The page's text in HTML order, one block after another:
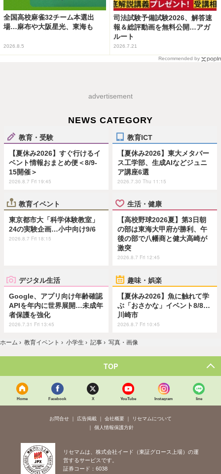
全国高校麻雀32チーム本選出
場…麻布や大阪星光、東海も
2026.8.5
司法試験予備試験2026、解答速
報＆総評動画を無料公開…アガ
ルート
2026.7.21
Recommended by
advertisement
NEWS CATEGORY
教育・受験
【夏休み2026】すぐ行けるイ
ベント情報おまとめ便＜8/9-
15開催＞
2026.8.7 Fri 19:45
教育ICT
【夏休み2026】東大メタバー
ス工学部、生成AIなどジュニ
ア講座6選
2026.7.30 Thu 11:15
教育イベント
東京都市大「科学体験教室」
24の実験企画…小中向け9/6
2026.8.7 Fri 18:15
生活・健康
【高校野球2026夏】第3日朝
の部は東海大甲府が勝利、午
後の部で八幡商と健大高崎が
激突
2026.8.7 Fri 12:45
デジタル生活
Google、アプリ向け年齢確認
APIを年内に世界展開…未成年
者保護を強化
2026.7.31 Fri 13:45
趣味・娯楽
【夏休み2026】魚に触れて学
ぶ「おさかな」イベント8/8…
川崎市
2026.8.7 Fri 10:45
ホーム › 教育イベント › 小学生 › 記事 › 写真・画像
TOP
Home Facebook X YouTube Instagram line
お問合せ 広告掲載 会社概要
リセマムについて
個人情報保護方針
リセマムは、株式会社イード（東証グロース上場）の運
営するサービスです。
証券コード：6038